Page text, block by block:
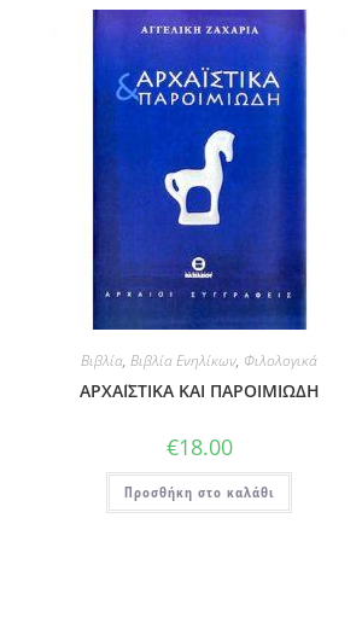
Βιβλία,Βιβλία Ενηλίκων, Φιλολογικά
ΑΡΧΑΪΣΤΙΚΑ ΚΑΙ ΠΑΡΟΙΜΙΩΔΗ
€18.00
Προσθήκη στο καλάθι